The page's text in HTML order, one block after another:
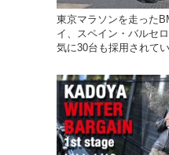
東京マラソンを走った
イ、スペイン・バルセ
気に30台も採用されてい